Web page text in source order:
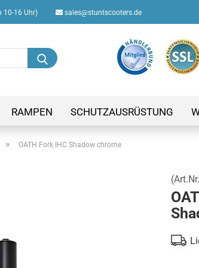
10-16 Uhr) sales@stuntscooters.de
Suche...
RAMPEN SCHUTZAUSRÜSTUNG
» OATH Fork IHC Shadow chrome